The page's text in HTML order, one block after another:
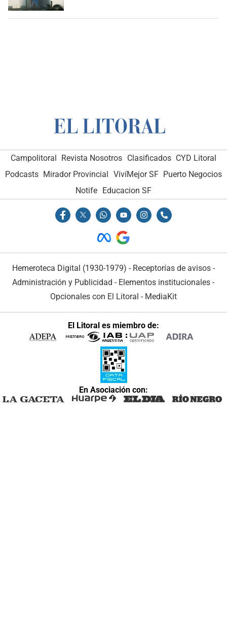
Campolitoral Revista Nosotros Clasificados CYD Litoral
Podcasts Mirador Provincial VivíMejor SF Puerto Negocios
Notife Educacion SF
Hemeroteca Digital (1930-1979) - Receptorías de avisos -
Administración y Publicidad - Elementos institucionales -
Opcionales con El Litoral - MediaKit
El Litoral es miembro de:
En Asociación con: